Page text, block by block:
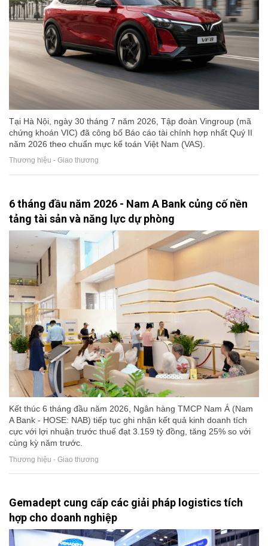
Tại Hà Nội, ngày 30 tháng 7 năm 2026, Tập đoàn Vingroup (mã
chứng khoán VIC) đã công bố Báo cáo tài chính hợp nhất Quý II
năm 2026 theo chuẩn mực kế toán Việt Nam (VAS).
Thương hiệu - Giao thương
6 tháng đầu năm 2026 - Nam A Bank củng cố nền
tảng tài sản và năng lực dự phòng
Kết thúc 6 tháng đầu năm 2026, Ngân hàng TMCP Nam Á (Nam
A Bank - HOSE: NAB) tiếp tục ghi nhận kết quả kinh doanh tích
cực với lợi nhuận trước thuế đạt 3.159 tỷ đồng, tăng 25% so với
cùng kỳ năm trước.
Thương hiệu - Giao thương
Gemadept cung cấp các giải pháp logistics tích
hợp cho doanh nghiệp